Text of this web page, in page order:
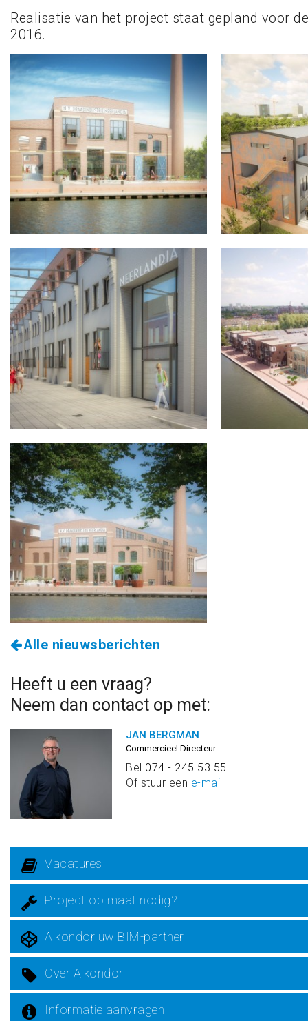
Realisatie van het project staat gepland voor
2016.
Alle nieuwsberichten
Heeft u een vraag?
Neem dan contact op met:
JAN BERGMAN
Commercieel Directeur
Bel 074 - 245 53 55
Of stuur een e-mail
Vacatures
Project op maat nodig?
Alkondor uw BIM-partner
Over Alkondor
Informatie aanvragen